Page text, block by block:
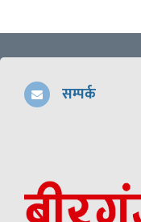
सम्पर्क